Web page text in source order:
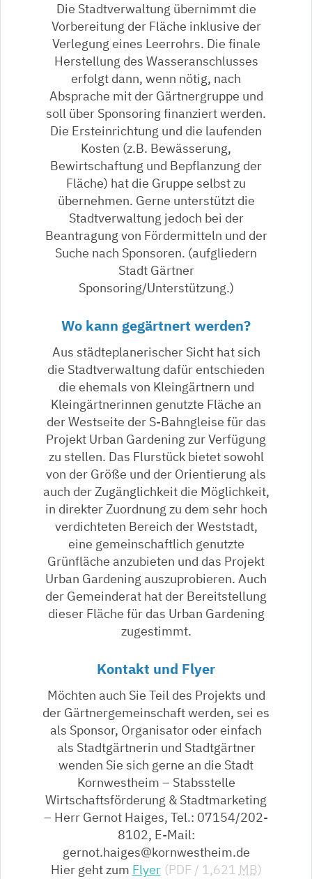
Die Stadtverwaltung übernimmt die
Vorbereitung der Fläche inklusive der
Verlegung eines Leerrohrs. Die finale
Herstellung des Wasseranschlusses
erfolgt dann, wenn nötig, nach
Absprache mit der Gärtnergruppe und
soll über Sponsoring finanziert werden.
Die Ersteinrichtung und die laufenden
Kosten (z.B. Bewässerung,
Bewirtschaftung und Bepflanzung der
Fläche) hat die Gruppe selbst zu
übernehmen. Gerne unterstützt die
Stadtverwaltung jedoch bei der
Beantragung von Fördermitteln und der
Suche nach Sponsoren. (aufgliedern
Stadt Gärtner
Sponsoring/Unterstützung.)
Wo kann gegärtnert werden?
Aus städteplanerischer Sicht hat sich
die Stadtverwaltung dafür entschieden
die ehemals von Kleingärtnern und
Kleingärtnerinnen genutzte Fläche an
der Westseite der S-Bahngleise für das
Projekt Urban Gardening zur Verfügung
zu stellen. Das Flurstück bietet sowohl
von der Größe und der Orientierung als
auch der Zugänglichkeit die Möglichkeit,
in direkter Zuordnung zu dem sehr hoch
verdichteten Bereich der Weststadt,
eine gemeinschaftlich genutzte
Grünfläche anzubieten und das Projekt
Urban Gardening auszuprobieren. Auch
der Gemeinderat hat der Bereitstellung
dieser Fläche für das Urban Gardening
zugestimmt.
Kontakt und Flyer
Möchten auch Sie Teil des Projekts und
der Gärtnergemeinschaft werden, sei es
als Sponsor, Organisator oder einfach
als Stadtgärtnerin und Stadtgärtner
wenden Sie sich gerne an die Stadt
Kornwestheim – Stabsstelle
Wirtschaftsförderung & Stadtmarketing
– Herr Gernot Haiges, Tel.: 07154/202-
8102, E-Mail:
gernot.haiges@kornwestheim.de
Hier geht zum Flyer (PDF / 1,621 MB)